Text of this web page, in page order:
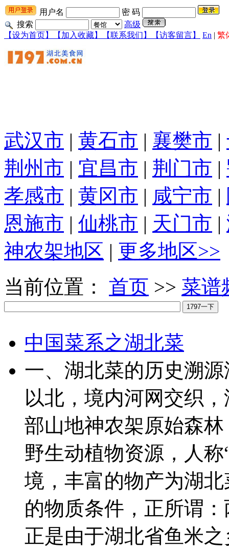
用户名
密 码
搜索
高级
【设为首页】
【加入收藏】 【联系我们】 【访客留言】 En | 繁
武汉市 | 黄石市 | 襄樊市 |
荆州市 | 宜昌市 | 荆门市 |
孝感市 | 黄冈市 | 咸宁市 |
恩施市 | 仙桃市 | 天门市 |
神农架地区 | 更多地区>>
当前位置： 首页 >> 菜谱
中国菜系之湖北菜
一、湖北菜的历史溯
以北，境内河网交织
部山地神农架原始森
野生动植物资源，人
境，丰富的物产为湖
的物质条件，正所谓
正是由于湖北省鱼米